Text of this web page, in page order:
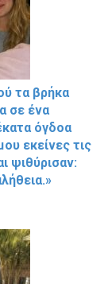
τα βρήκα
σε ένα
όγδοα
εκείνες τις
ψιθύρισαν: